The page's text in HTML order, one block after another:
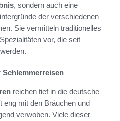
, sondern auch eine
der verschiedenen
Sie vermitteln traditionelles
vor, die seit
reichen tief in die deutsche
eng mit den Bräuchen und
verwoben. Viele dieser